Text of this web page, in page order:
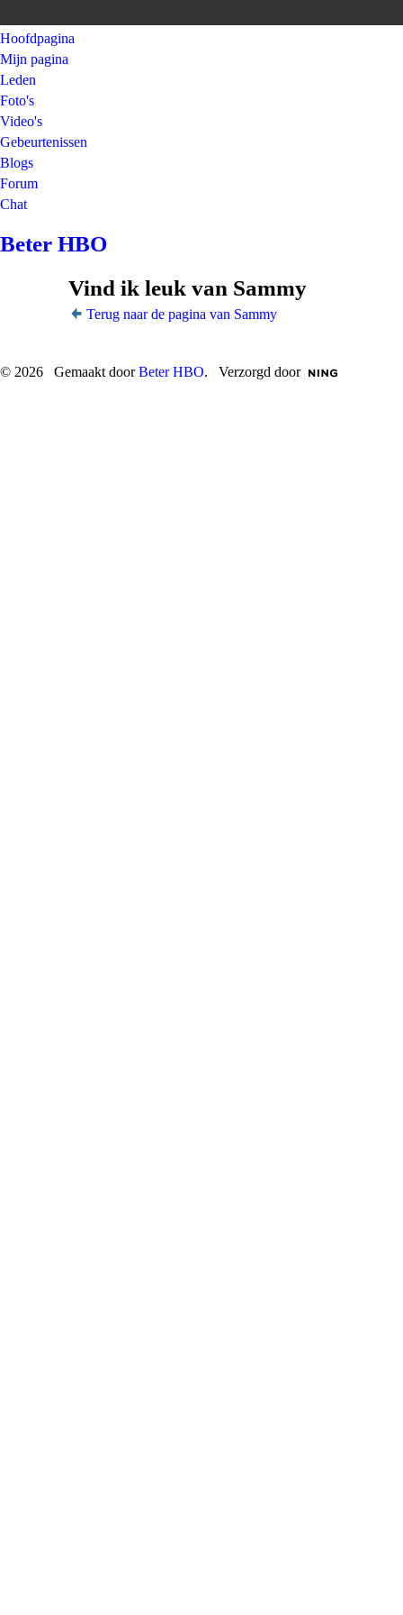
Hoofdpagina
Mijn pagina
Leden
Foto's
Video's
Gebeurtenissen
Blogs
Forum
Chat
Beter HBO
Vind ik leuk van Sammy
Terug naar de pagina van Sammy
© 2026 Gemaakt doorBeter HBO. Verzorgd door